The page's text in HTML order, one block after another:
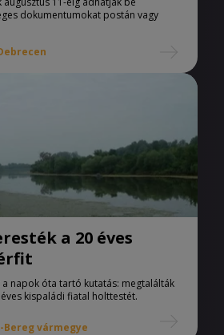
dokumentumokat postán vagy
a 20 éves
napok óta tartó kutatás: megtalálták
kispaládi fiatal holttestét.
Bereg vármegye